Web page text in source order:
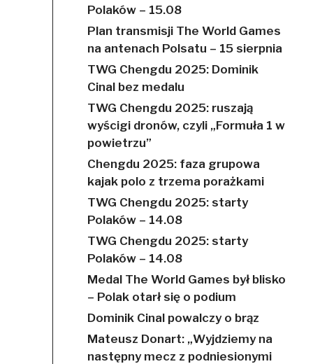
Polaków – 15.08
Plan transmisji The World Games
na antenach Polsatu – 15 sierpnia
TWG Chengdu 2025: Dominik
Cinal bez medalu
TWG Chengdu 2025: ruszają
wyścigi dronów, czyli „Formuła 1 w
powietrzu”
Chengdu 2025: faza grupowa
kajak polo z trzema porażkami
TWG Chengdu 2025: starty
Polaków – 14.08
TWG Chengdu 2025: starty
Polaków – 14.08
Medal The World Games był blisko
– Polak otarł się o podium
Dominik Cinal powalczy o brąz
Mateusz Donart: „Wyjdziemy na
następny mecz z podniesionymi